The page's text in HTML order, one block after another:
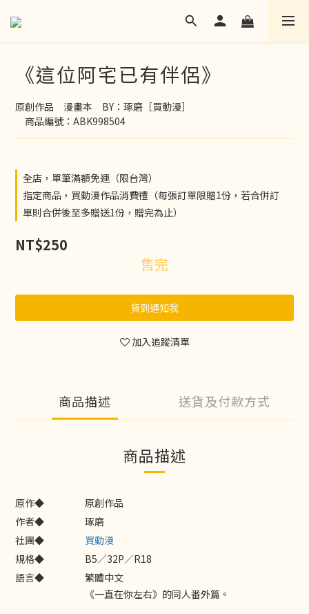
《這位阿宅已有伴侶》
原創作品　漫畫本　BY：琢磨［買動漫］
商品編號：ABK998504
全店，單筆滿額免運（限台灣）
指定商品，買動漫作品消費禮（每張訂單限贈1份，若合併訂
單則合併後至多贈送1份，贈完為止）
NT$250
售完
貨到通知我
加入追蹤清單
商品描述 送貨及付款方式
商品描述
原作◆
原創作品
作者◆
琢磨
社團◆
買動漫
規格◆
B5／32P／R18
語言◆
繁體中文
《一直在你左右》的同人番外篇。